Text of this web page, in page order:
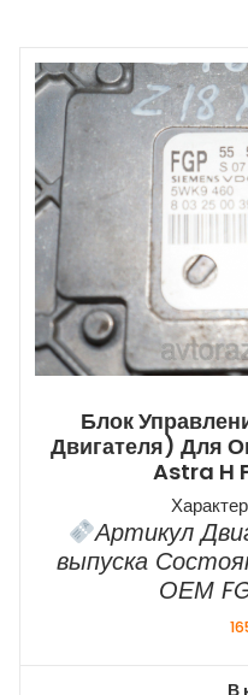
Блок
Двигателя) Для
Astra H
Артикул
выпуска
ОЕМ
В